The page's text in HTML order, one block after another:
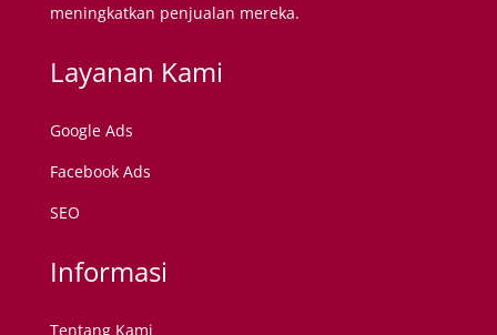
meningkatkan penjualan mereka.
Layanan Kami
Google Ads
Facebook Ads
SEO
Informasi
Tentang Kami